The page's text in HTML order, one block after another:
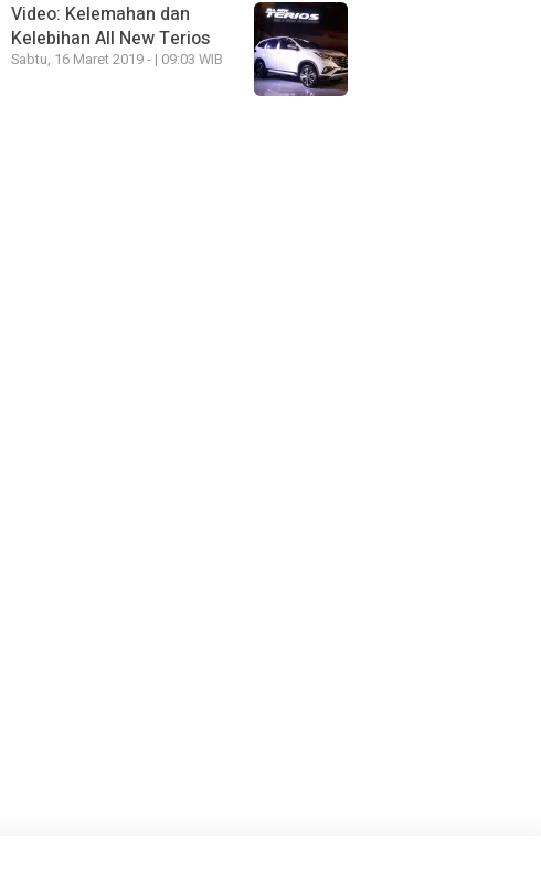
Video: Kelemahan dan
Kelebihan All New Terios
Sabtu, 16 Maret 2019 - | 09:03 WIB